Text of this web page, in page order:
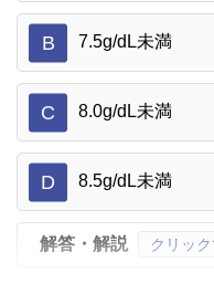
B 7.5g/dL未満
C 8.0g/dL未満
D 8.5g/dL未満
解答・解説 クリッ